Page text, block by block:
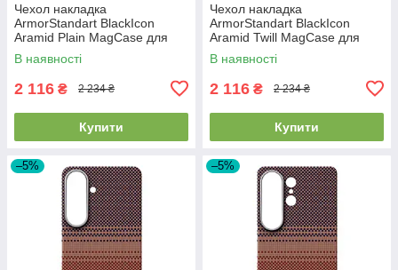
Чехол накладка
ArmorStandart BlackIcon
Aramid Plain MagCase для
Samsung S26 Plus Black
(ARM90165)
В наявності
2 116 ₴ 2 234 ₴
Купити
Чехол накладка
ArmorStandart BlackIcon
Aramid Twill MagCase для
Samsung S26 Plus Black
(ARM90146)
В наявності
2 116 ₴ 2 234 ₴
Купити
–5% –5%